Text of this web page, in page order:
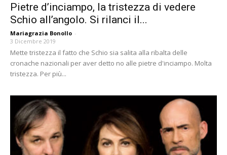
Pietre d’inciampo, la tristezza di vedere
Schio all’angolo. Si rilanci il...
Mariagrazia Bonollo -
3 Dicembre 2019
Mette tristezza il fatto che Schio sia salita alla ribalta delle
cronache nazionali per aver detto no alle pietre d'inciampo. Molta
tristezza. Per più...